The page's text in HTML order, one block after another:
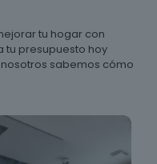
tu hogar con
tu presupuesto hoy
sabemos cómo